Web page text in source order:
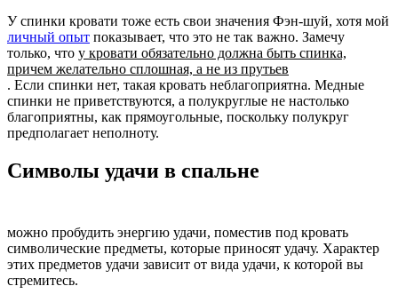
У спинки кровати тоже есть свои значения Фэн-шуй, хотя мой
личный опыт показывает, что это не так важно. Замечу
только, что у кровати обязательно должна быть спинка,
причем желательно сплошная, а не из прутьев
. Если спинки нет, такая кровать неблагоприятна. Медные
спинки не приветствуются, а полукруглые не настолько
благоприятны, как прямоугольные, поскольку полукруг
предполагает неполноту.
Символы удачи в спальне
можно пробудить энергию удачи, поместив под кровать
символические предметы, которые приносят удачу. Характер
этих предметов удачи зависит от вида удачи, к которой вы
стремитесь.